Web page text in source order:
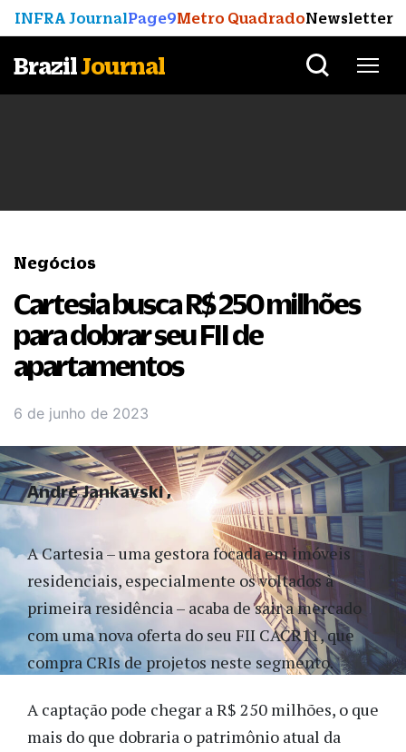
INFRA JournalPage9Metro QuadradoNewsletter
BrazilJournal
Negócios
Cartesia busca R$ 250 milhões
para dobrar seu FII de
apartamentos
6 de junho de 2023
A Cartesia – uma gestora focada em imóveis
residenciais, especialmente os voltados à
primeira residência – acaba de sair a mercado
com uma nova oferta do seu FII CACR11, que
compra CRIs de projetos neste segmento.
A captação pode chegar a R$ 250 milhões, o que
mais do que dobraria o patrimônio atual da
André Jankavski